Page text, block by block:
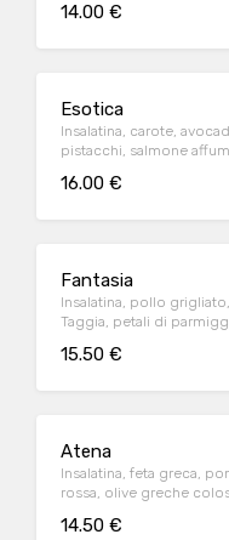
14.00 €
Esotica
Insalatina, carote, avocado,
pistacchi, salmone
16.00 €
Fantasia
Insalatina, pollo
Taggia, petali di
15.50 €
Atena
Insalatina, feta greca,
14.50 €